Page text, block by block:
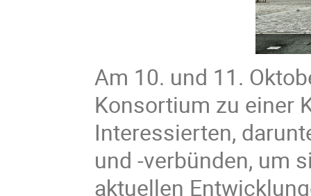
Am 10. und 11.
Konsortium zu einer
Interessierten,
und -verbünden, um
aktuellen